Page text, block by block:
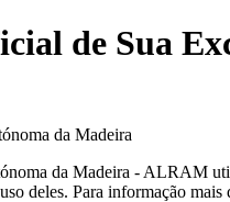
de Sua
da Madeira
da Madeira - ALRAM
deles. Para informação mais